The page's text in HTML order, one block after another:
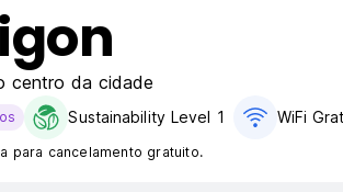
centro da cidade
Sustainability Level 1 WiFi
para cancelamento gratuito.